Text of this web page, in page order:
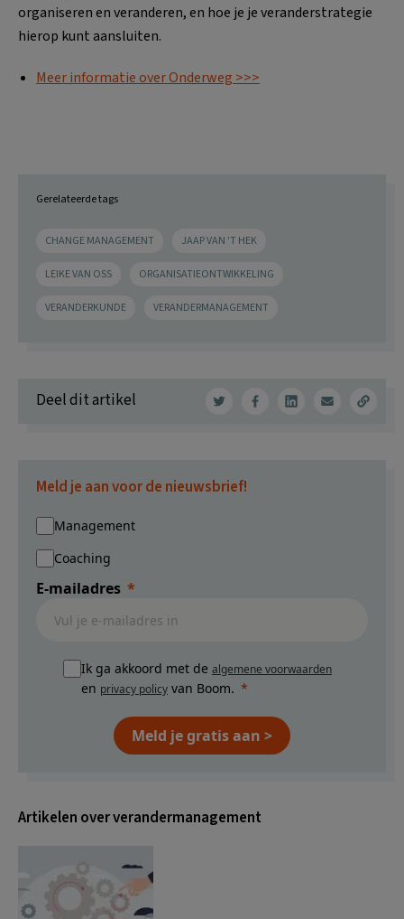
organiseren en veranderen, en hoe je je veranderstrategie
hierop kunt aansluiten.
Meer informatie over Onderweg >>>
Gerelateerde tags
CHANGE MANAGEMENT JAAP VAN 'T HEK
LEIKE VAN OSS ORGANISATIEONTWIKKELING
VERANDERKUNDE VERANDERMANAGEMENT
Deel dit artikel
Meld je aan voor de nieuwsbrief!
Management
Coaching
E-mailadres
Ik ga akkoord met de algemene voorwaarden
en privacy policy van Boom.
Meld je gratis aan >
Artikelen over verandermanagement